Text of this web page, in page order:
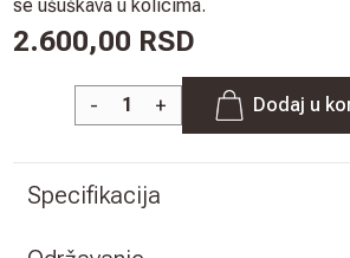
se ušuškava u kolicima.
2.600,00 RSD
- + Dodaj u
Specifikacija